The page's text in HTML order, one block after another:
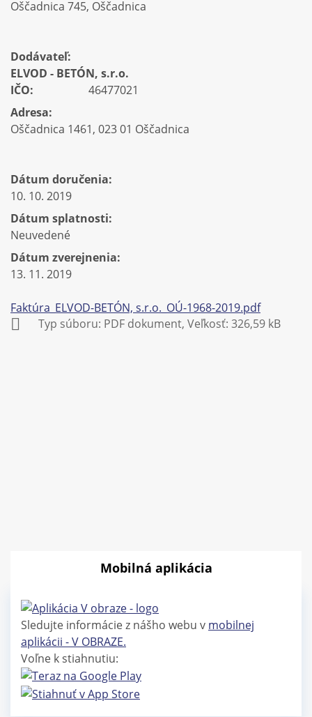
Oščadnica 745, Oščadnica
Dodávateľ:
ELVOD - BETÓN, s.r.o.
IČO:
46477021
Adresa:
Oščadnica 1461, 023 01 Oščadnica
Dátum doručenia:
10. 10. 2019
Dátum splatnosti:
Neuvedené
Dátum zverejnenia:
13. 11. 2019
Faktúra_ELVOD-BETÓN, s.r.o._OÚ-1968-2019.pdf
Typ súboru: PDF dokument, Veľkosť: 326,59 kB
Mobilná aplikácia
Sledujte informácie z nášho webu v mobilnej
aplikácii - V OBRAZE.
Voľne k stiahnutiu: